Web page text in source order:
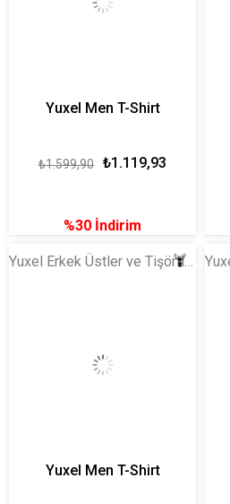
Yuxel Men T-Shirt
₺1.119,93
₺1.599,90
%30 İndirim
Yuxel Erkek Üstler ve Tişörtler
Yuxel Men T-Shirt